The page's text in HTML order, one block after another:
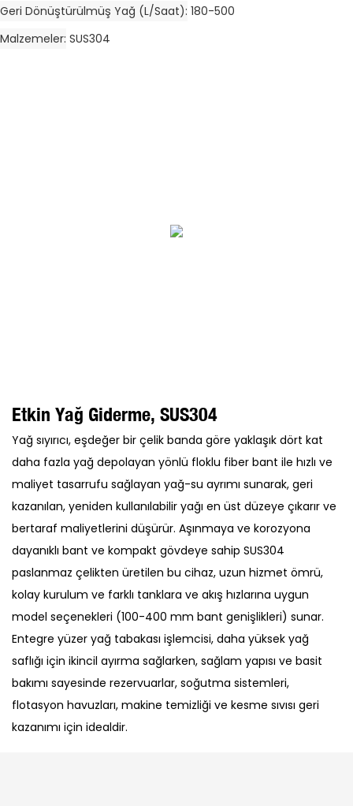
Geri Dönüştürülmüş Yağ (L/Saat) 180-500
Malzemeler SUS304
Etkin Yağ Giderme, SUS304
Yağ sıyırıcı, eşdeğer bir çelik banda göre yaklaşık dört kat
daha fazla yağ depolayan yönlü floklu fiber bant ile hızlı ve
maliyet tasarrufu sağlayan yağ-su ayrımı sunarak, geri
kazanılan, yeniden kullanılabilir yağı en üst düzeye çıkarır ve
bertaraf maliyetlerini düşürür. Aşınmaya ve korozyona
dayanıklı bant ve kompakt gövdeye sahip SUS304
paslanmaz çelikten üretilen bu cihaz, uzun hizmet ömrü,
kolay kurulum ve farklı tanklara ve akış hızlarına uygun
model seçenekleri (100-400 mm bant genişlikleri) sunar.
Entegre yüzer yağ tabakası işlemcisi, daha yüksek yağ
saflığı için ikincil ayırma sağlarken, sağlam yapısı ve basit
bakımı sayesinde rezervuarlar, soğutma sistemleri,
flotasyon havuzları, makine temizliği ve kesme sıvısı geri
kazanımı için idealdir.